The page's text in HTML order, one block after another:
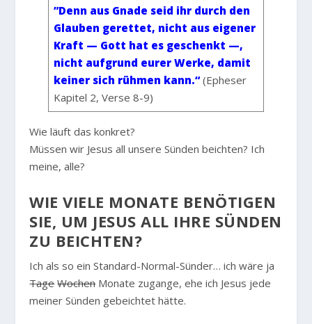
”Denn aus Gnade seid ihr durch den
Glauben gerettet, nicht aus eigener
Kraft — Gott hat es geschenkt —,
nicht aufgrund eurer Werke, damit
keiner sich rühmen kann.“ (Epheser
Kapitel 2, Verse 8-9)
Wie läuft das konkret?
Müssen wir Jesus all unsere Sünden beichten? Ich
meine, alle?
WIE VIELE MONATE BENÖTIGEN
SIE, UM JESUS ALL IHRE SÜNDEN
ZU BEICHTEN?
Ich als so ein Standard-Normal-Sünder… ich wäre ja
Tage WochenMonate zugange, ehe ich Jesus jede
meiner Sünden gebeichtet hätte.